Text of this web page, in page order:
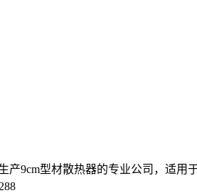
产9cm型材散热器的专业公司，适用